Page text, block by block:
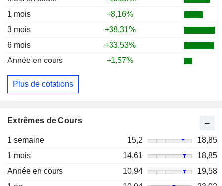
1 mois
+8,16%
3 mois
+38,31%
6 mois
+33,53%
Année en cours
+1,57%
Plus de cotations
Extrêmes de Cours
1 semaine 15,2
18,85
1 mois
14,61
18,85
Année en cours
10,94
19,58